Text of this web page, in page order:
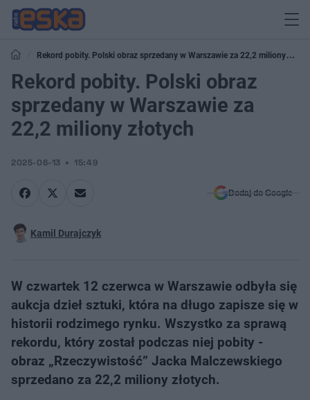
Rekord pobity. Polski obraz sprzedany w Warszawie za 22,2 miliony
złotych
Rekord pobity. Polski obraz
sprzedany w Warszawie za
22,2 miliony złotych
2025-06-13 15:49
Dodaj do Google
Kamil Durajczyk
W czwartek 12 czerwca w Warszawie odbyła się
aukcja dzieł sztuki, która na długo zapisze się w
historii rodzimego rynku. Wszystko za sprawą
rekordu, który został podczas niej pobity -
obraz „Rzeczywistość” Jacka Malczewskiego
sprzedano za 22,2 miliony złotych.